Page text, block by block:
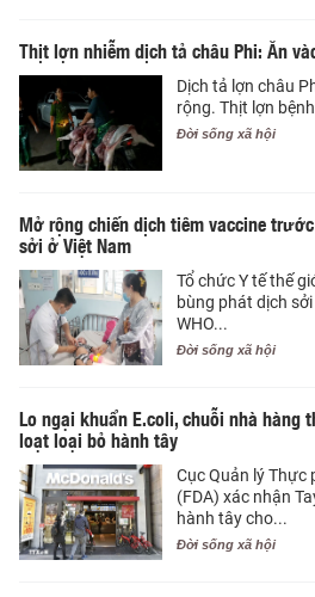
Thịt lợn nhiễm dịch tả châu Phi: Ăn
Dịch tả lợn châu
rộng. Thịt lợn
Đời sống xã hội
Mở rộng chiến dịch tiêm vaccine
sởi ở Việt Nam
Tổ chức Y tế thế
bùng phát dịch
WHO...
Đời sống xã hội
Lo ngại khuẩn E.coli, chuỗi nhà hàng
loạt loại bỏ hành tây
Cục Quản lý Thực
(FDA) xác nhận
hành tây cho...
Đời sống xã hội